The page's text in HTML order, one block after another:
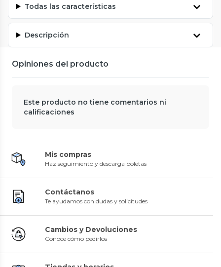
Todas las características
Descripción
Opiniones del producto
Este producto no tiene comentarios ni
calificaciones
Mis compras
Haz seguimiento y descarga boletas
Contáctanos
Te ayudamos con dudas y solicitudes
Cambios y Devoluciones
Conoce cómo pedirlos